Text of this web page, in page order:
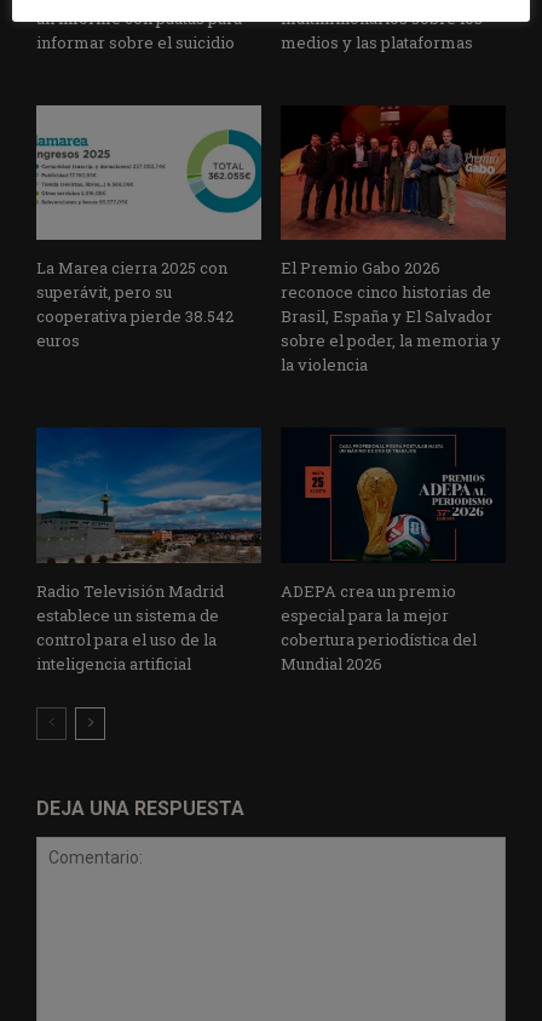
un informe con pautas para
informar sobre el suicidio
multimillonarios sobre los
medios y las plataformas
La Marea cierra 2025 con
superávit, pero su
cooperativa pierde 38.542
euros
El Premio Gabo 2026
reconoce cinco historias de
Brasil, España y El Salvador
sobre el poder, la memoria y
la violencia
Radio Televisión Madrid
establece un sistema de
control para el uso de la
inteligencia artificial
ADEPA crea un premio
especial para la mejor
cobertura periodística del
Mundial 2026
DEJA UNA RESPUESTA